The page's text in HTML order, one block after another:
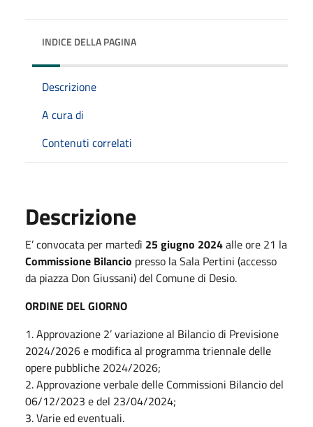
INDICE DELLA PAGINA
Descrizione
A cura di
Contenuti correlati
Descrizione
E’ convocata per martedì 25 giugno 2024alle ore 21 la
Commissione Bilancio presso la Sala Pertini (accesso
da piazza Don Giussani) del Comune di Desio.
ORDINE DEL GIORNO
1. Approvazione 2’ variazione al Bilancio di Previsione
2024/2026 e modifica al programma triennale delle
opere pubbliche 2024/2026;
2. Approvazione verbale delle Commissioni Bilancio del
06/12/2023 e del 23/04/2024;
3. Varie ed eventuali.